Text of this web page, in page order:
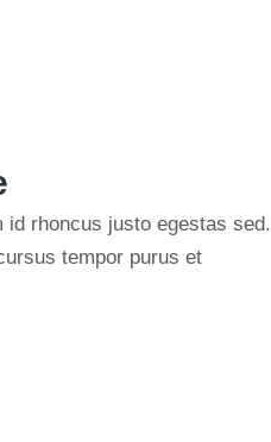
id rhoncus justo egestas sed.
tempor purus et